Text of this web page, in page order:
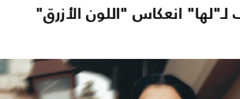
انعكاس "اللون الأزرق"